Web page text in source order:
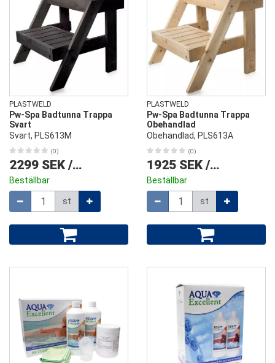
PLASTWELD
Pw-Spa Badtunna Trappa
Svart
Svart, PLS613M
(0)
2299 SEK / st
Beställbar
st
PLASTWELD
Pw-Spa Badtunna Trappa
Obehandlad
Obehandlad, PLS613A
(0)
1925 SEK / st
Beställbar
st